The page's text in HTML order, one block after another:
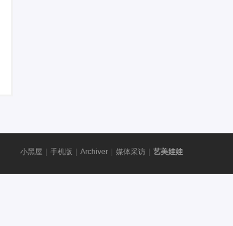
小黑屋 手机版 Archiver 媒体采访 艺美娃娃